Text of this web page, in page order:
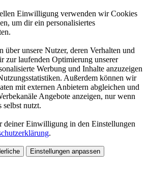
Einwilligung verwenden wir Cookies
um dir ein personalisiertes
über unsere Nutzer, deren Verhalten und
zur laufenden Optimierung unserer
Werbung und Inhalte anzuzeigen
Außerdem können wir
mit externen Anbietern abgleichen und
Angebote anzeigen, nur wenn
selbst nutzt.
deiner Einwilligung in den Einstellungen
.
Einstellungen anpassen